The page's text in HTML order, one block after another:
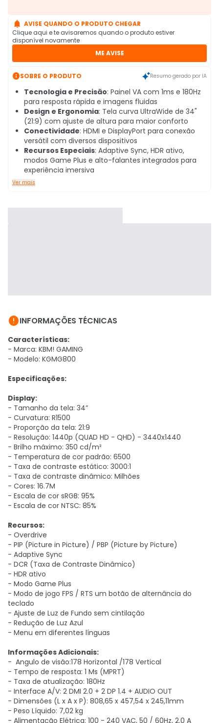
 AVISE QUANDO O PRODUTO CHEGAR
Clique aqui e te avisaremos quando o produto estiver
disponível novamente
ME AVISE
SOBRE O PRODUTO Resumo gerado por IA
Tecnologia e Precisão: Painel VA com 1ms e 180Hz
para resposta rápida e imagens fluidas
Design e Ergonomia: Tela curva UltraWide de 34"
(21:9) com ajuste de altura para maior conforto
Conectividade: HDMI e DisplayPort para conexão
versátil com diversos dispositivos
Recursos Especiais: Adaptive Sync, HDR ativo,
modos Game Plus e alto-falantes integrados para
experiência imersiva
Ver mais
INFORMAÇÕES TÉCNICAS
Características:
- Marca: KBM! GAMING
- Modelo: KGMG800
Especificações:
Display:
- Tamanho da tela: 34”
- Curvatura: R1500
- Proporção da tela: 21:9
- Resolução: 1440p (QUAD HD - QHD) - 3440x1440
- Brilho máximo: 350 cd/m²
- Temperatura de cor padrão: 6500
- Taxa de contraste estático: 3000:1
- Taxa de contraste dinâmico: Milhões
- Cores: 16.7M
- Escala de cor sRGB: 95%
- Escala de cor NTSC: 85%
Recursos:
- Overdrive
- PIP (Picture in Picture) / PBP (Picture by Picture)
- Adaptive Sync
- DCR (Taxa de Contraste Dinâmico)
- HDR ativo
- Modo Game Plus
- Modo de jogo FPS / RTS um botão de alternância do
teclado
- Ajuste de Luz de Fundo sem cintilação
- Redução de Luz Azul
- Menu em diferentes línguas
Informações Adicionais:
- Angulo de visão:178 Horizontal /178 Vertical
- Tempo de resposta: 1 Ms (MPRT)
- Taxa de atualização: 180Hz
- Interface A/V: 2 DMI 2.0 + 2 DP 1.4 + AUDIO OUT
- Dimensões (L x A x P): 808,65 x 457,54 x 245,11mm
- Peso Líquido: 7,02 kg
- Alimentação Elétrica: 100 - 240 VAC, 50 / 60Hz, 2.0 A